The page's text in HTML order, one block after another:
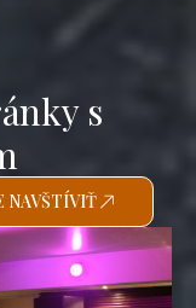
s
NAVŠTÍVIŤ